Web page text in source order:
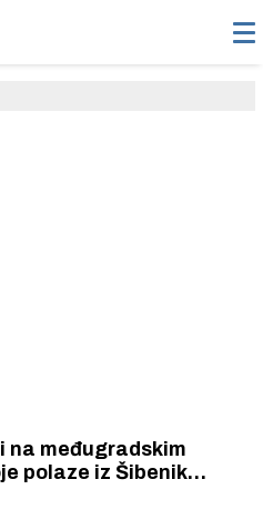
na međugradskim
polaze iz Šibenik